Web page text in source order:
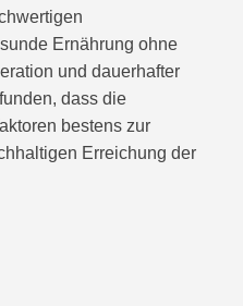
Ernährung ohne
und dauerhafter
dass die
bestens zur
Erreichung der